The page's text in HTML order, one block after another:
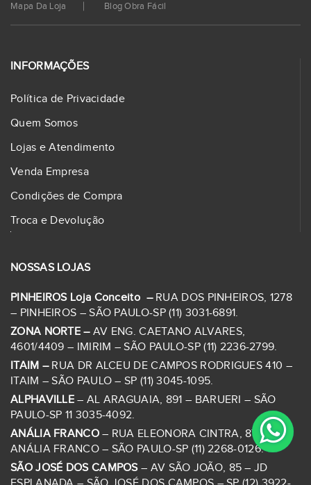
Mapa Da Loja
Blog Obra Fácil
INFORMAÇÕES
Política de Privacidade
Quem Somos
Lojas e Atendimento
Venda Empresa
Condições de Compra
Troca e Devolução
NOSSAS LOJAS
PINHEIROS Loja Conceito – RUA DOS PINHEIROS, 1278
– PINHEIROS – SÃO PAULO-SP (11) 3031-6891.
ZONA NORTE – AV ENG. CAETANO ALVARES,
4601/4409 – IMIRIM – SÃO PAULO-SP (11) 2236-2799.
ITAIM – RUA DR ALCEU DE CAMPOS RODRIGUES 410 –
ITAIM – SÃO PAULO – SP (11) 3045-1095.
ALPHAVILLE – AL ARAGUAIA, 891 – BARUERI – SÃO
PAULO-SP 11 3035-4092.
ANÁLIA FRANCO– RUA ELEONORA CINTRA, 87 – JD
ANÁLIA FRANCO – SÃO PAULO-SP (11) 2268-0126.
SÃO JOSÉ DOS CAMPOS– AV SÃO JOÃO, 85 – JD